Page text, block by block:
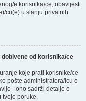
e korisnika/ce, obavijesti
cu(e) u slanju privatnih
od korisnika/ce
koje prati korisnike/ce
pošte administratora/icu o
- ono sadrži detalje o
tvoje poruke,